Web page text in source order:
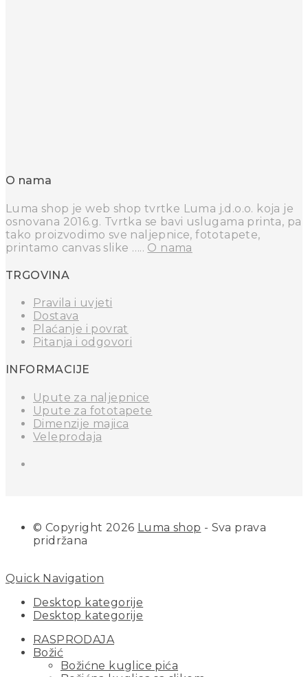
O nama
Luma shop je web shop tvrtke Luma j.d.o.o. koja je
osnovana 2016.g. Tvrtka se bavi uslugama printa, pa
tako proizvodimo sve naljepnice, fototapete,
printamo canvas slike ….. O nama
TRGOVINA
Pravila i uvjeti
Dostava
Plaćanje i povrat
Pitanja i odgovori
INFORMACIJE
Upute za naljepnice
Upute za fototapete
Dimenzije majica
Veleprodaja
© Copyright 2026 Luma shop - Sva prava
pridržana
Quick Navigation
Desktop kategorije
Desktop kategorije
RASPRODAJA
Božić
Božićne kuglice pića